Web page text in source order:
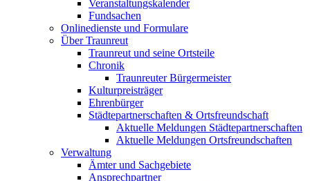
Veranstaltungskalender
Fundsachen
Onlinedienste und Formulare
Über Traunreut
Traunreut und seine Ortsteile
Chronik
Traunreuter Bürgermeister
Kulturpreisträger
Ehrenbürger
Städtepartnerschaften & Ortsfreundschaft
Aktuelle Meldungen Städtepartnerschaften
Aktuelle Meldungen Ortsfreundschaften
Verwaltung
Ämter und Sachgebiete
Ansprechpartner